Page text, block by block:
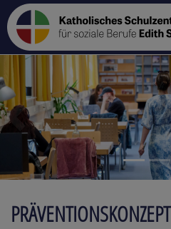
zurück
PRÄVENTIONSKONZEPT